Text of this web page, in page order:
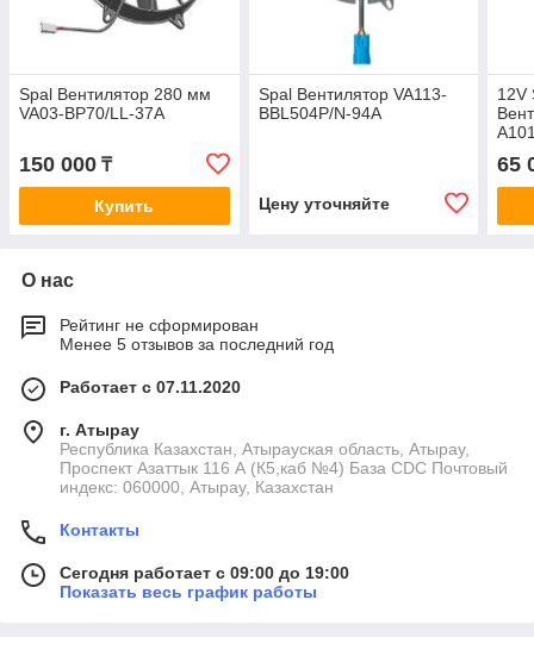
Spal Вентилятор 280 мм
VA03-BP70/LL-37A
150 000 ₸
Купить
Spal Вентилятор VA113-
BBL504P/N-94A
Цену уточняйте
12V
65
О нас
Рейтинг не сформирован
Менее 5 отзывов за последний год
Работает с 07.11.2020
г. Атырау
Республика Казахстан, Атырауская область, Атырау,
Проспект Азаттык 116 А (К5,каб №4) База CDC Почтовый
индекс: 060000, Атырау, Казахстан
Контакты
Сегодня работает с 09:00 до 19:00
Показать весь график работы